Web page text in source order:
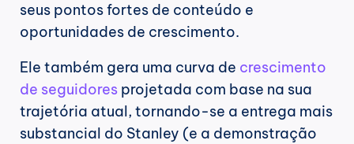
seus pontos fortes de conteúdo e
oportunidades de crescimento.
Ele também gera uma curva de crescimento
de seguidores projetada com base na sua
trajetória atual, tornando-se a entrega mais
substancial do Stanley (e a demonstração